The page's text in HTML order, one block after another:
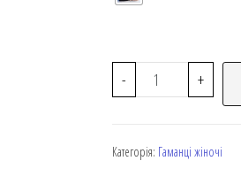
- +
Категорія: Гаманці жіночі